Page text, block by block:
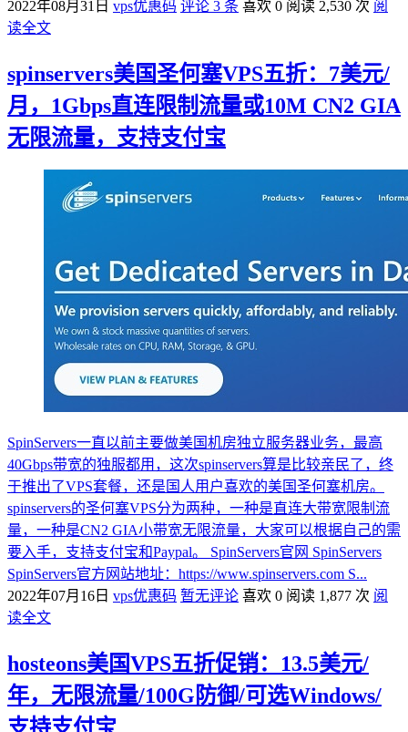
2022年08月31日 vps优惠码 评论 3 条 喜欢 0 阅读 2,530 次 阅
读全文
spinservers美国圣何塞VPS五折：7美元/
月，1Gbps直连限制流量或10M CN2 GIA
无限流量，支持支付宝
SpinServers一直以前主要做美国机房独立服务器业务，最高
40Gbps带宽的独服都用，这次spinservers算是比较亲民了，终
于推出了VPS套餐，还是国人用户喜欢的美国圣何塞机房。
spinservers的圣何塞VPS分为两种，一种是直连大带宽限制流
量，一种是CN2 GIA小带宽无限流量，大家可以根据自己的需
要入手，支持支付宝和Paypal。 SpinServers官网 SpinServers
SpinServers官方网站地址：https://www.spinservers.com S...
2022年07月16日 vps优惠码 暂无评论 喜欢 0 阅读 1,877 次 阅
读全文
hosteons美国VPS五折促销：13.5美元/
年，无限流量/100G防御/可选Windows/
支持支付宝